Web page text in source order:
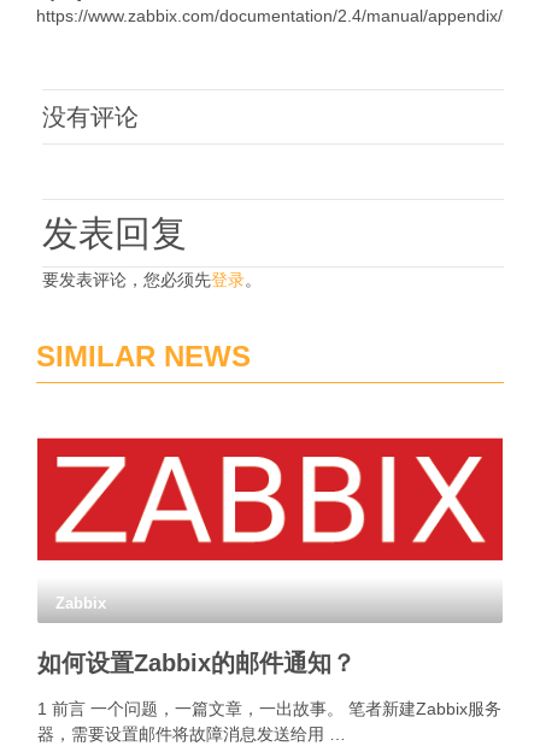
https://www.zabbix.com/documentation/2.4/manual/appendix/
没有评论
发表回复
要发表评论，您必须先登录。
SIMILAR NEWS
Zabbix
如何设置Zabbix的邮件通知？
1 前言 一个问题，一篇文章，一出故事。 笔者新建Zabbix服务
器，需要设置邮件将故障消息发送给用 …